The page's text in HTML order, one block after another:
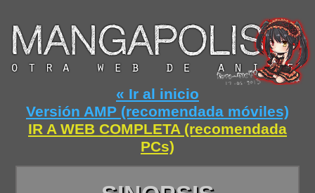
« Ir al inicio
Versión AMP (recomendada móviles)
IR A WEB COMPLETA (recomendada
PCs)